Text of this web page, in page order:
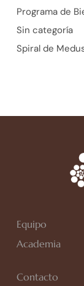
Programa de
Sin categoría
Spiral de
Equipo
Academia
Contacto